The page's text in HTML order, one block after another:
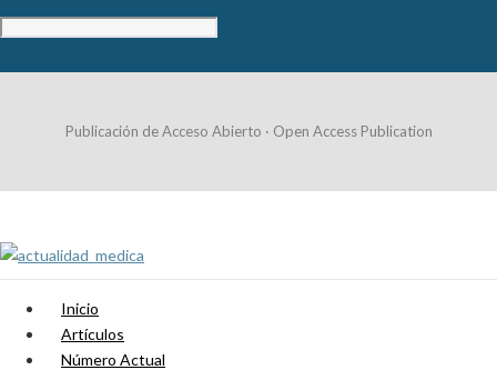
Publicación de Acceso Abierto · Open Access Publication
Inicio
Artículos
Número Actual